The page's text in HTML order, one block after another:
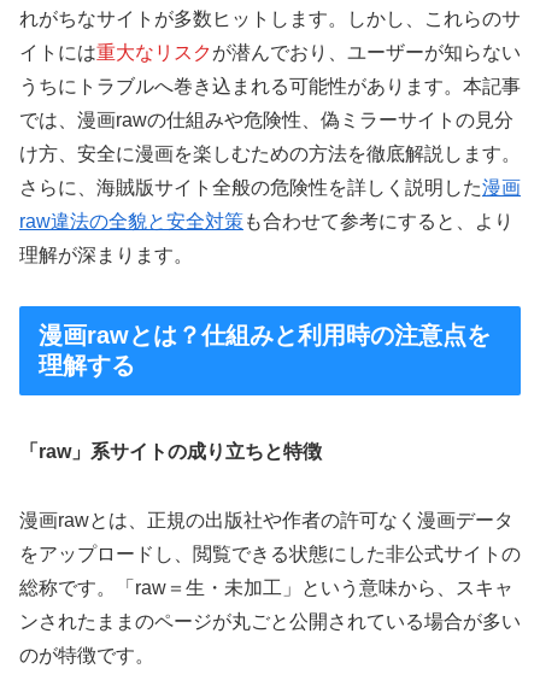
れがちなサイトが多数ヒットします。しかし、これらのサ
イトには重大なリスク が潜んでおり、ユーザーが知らない
うちにトラブルへ巻き込まれる可能性があります。本記事
では、漫画rawの仕組みや危険性、偽ミラーサイトの見分
け方、安全に漫画を楽しむための方法を徹底解説します。
さらに、海賊版サイト全般の危険性を詳しく説明した漫画
raw違法の全貌と安全対策も合わせて参考にすると、より
理解が深まります。
漫画rawとは？仕組みと利用時の注意点を
理解する
「raw」系サイトの成り立ちと特徴
漫画rawとは、正規の出版社や作者の許可なく漫画データ
をアップロードし、閲覧できる状態にした非公式サイトの
総称です。「raw＝生・未加工」という意味から、スキャ
ンされたままのページが丸ごと公開されている場合が多い
のが特徴です。